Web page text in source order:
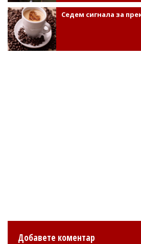
Седем сигнала за
Добавете коментар